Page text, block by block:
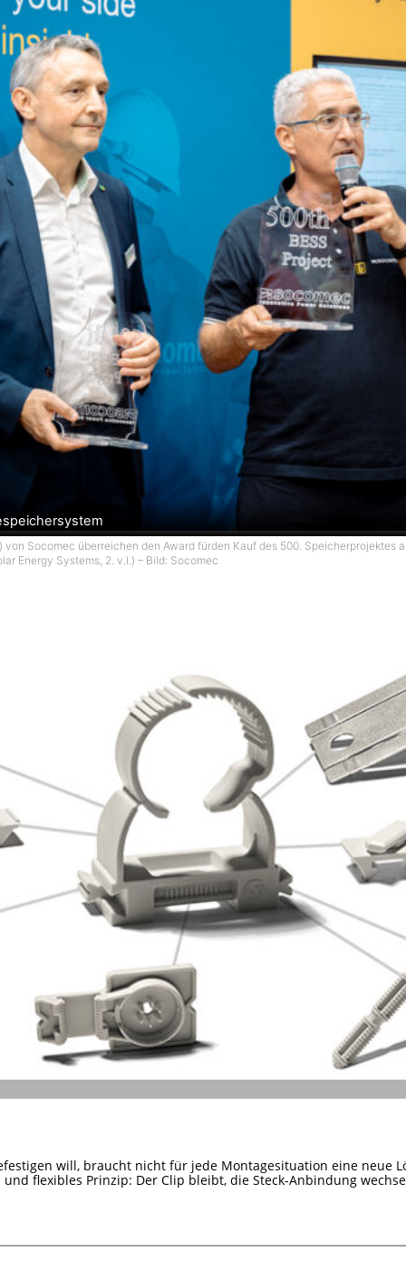
von Socomec überreichen den Award fürden Kauf des 500. Speicherprojektes
Energy Systems, 2. v.l.) – Bild: Socomec
will, braucht nicht für jede Montagesituation eine neue
flexibles Prinzip: Der Clip bleibt, die Steck-Anbindung